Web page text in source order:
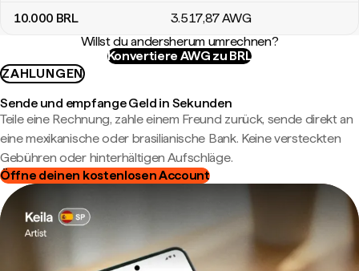
10.000 BRL 3.517,87AWG
Willst du andersherum umrechnen?
Konvertiere AWG zu BRL
ZAHLUNGEN
Sende und empfange Geld in Sekunden
Teile eine Rechnung, zahle einem Freund zurück, sende direkt an
eine mexikanische oder brasilianische Bank. Keine versteckten
Gebühren oder hinterhältigen Aufschläge.
Öffne deinen kostenlosen Account